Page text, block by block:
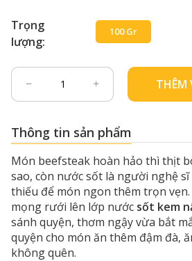
Trọng
lượng:
100 Gr
THÊM
Thông tin sản phẩm
Món beefsteak hoàn hảo thì thịt
sao, còn nước sốt là người nghệ
thiếu để món ngon thêm trọn
mọng rưới lên lớp nước sốt kem
sánh quyện, thơm ngậy vừa bắt
quyện cho món ăn thêm đậm đà,
không quên.